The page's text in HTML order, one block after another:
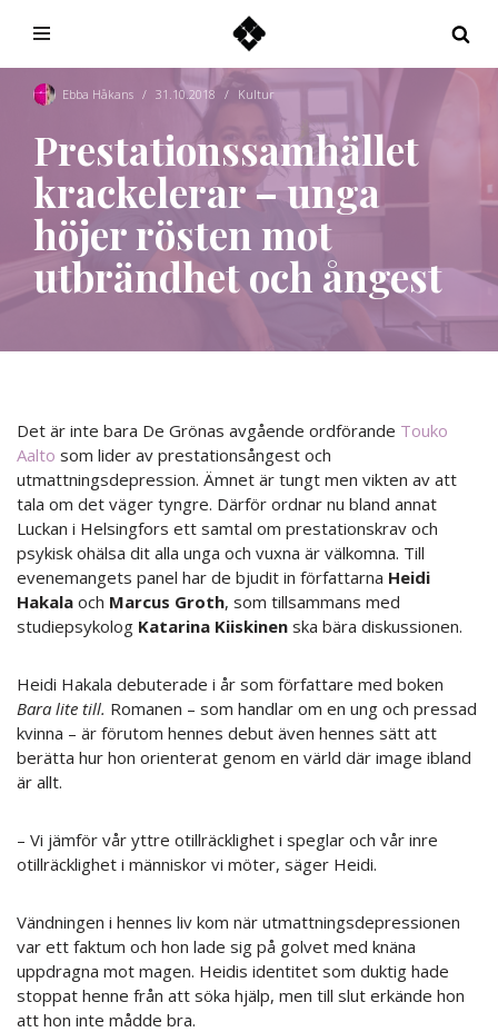
innehåll
Ebba Håkans 31.10.2018 Kultur
Prestationssamhället
krackelerar – unga
höjer rösten mot
utbrändhet och ångest
Det är inte bara De Grönas avgående ordförande Touko
Aalto som lider av prestationsångest och
utmattningsdepression. Ämnet är tungt men vikten av att
tala om det väger tyngre. Därför ordnar nu bland annat
Luckan i Helsingfors ett samtal om prestationskrav och
psykisk ohälsa dit alla unga och vuxna är välkomna. Till
evenemangets panel har de bjudit in författarna Heidi
Hakala och Marcus Groth, som tillsammans med
studiepsykolog Katarina Kiiskinen ska bära diskussionen.
Heidi Hakala debuterade i år som författare med boken
Bara lite till. Romanen – som handlar om en ung och pressad
kvinna – är förutom hennes debut även hennes sätt att
berätta hur hon orienterat genom en värld där image ibland
är allt.
– Vi jämför vår yttre otillräcklighet i speglar och vår inre
otillräcklighet i människor vi möter, säger Heidi.
Vändningen i hennes liv kom när utmattningsdepressionen
var ett faktum och hon lade sig på golvet med knäna
uppdragna mot magen. Heidis identitet som duktig hade
stoppat henne från att söka hjälp, men till slut erkände hon
att hon inte mådde bra.